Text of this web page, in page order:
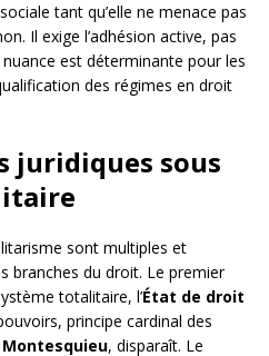
tant qu’elle ne menace pas
Il exige l’adhésion active, pas
est déterminante pour les
des régimes en droit
juridiques sous
sont multiples et
branches du droit. Le premier
totalitaire, l’État de droit
principe cardinal des
Montesquieu, disparaît. Le